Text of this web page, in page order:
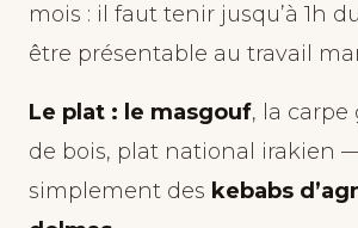
mois : il faut tenir jusqu’à 1h
être présentable au travail
Le plat : le masgouf, la carpe
de bois, plat national irakien
simplement des kebabs